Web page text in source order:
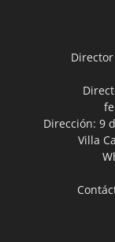
Dirección: 9
Villa